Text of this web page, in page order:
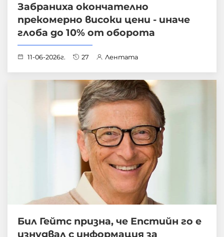
Забраниха окончателно
прекомерно високи цени - иначе
глоба до 10% от оборота
11-06-2026г. 27 Лентата
Бил Гейтс призна, че Епстийн го е
изнудвал с информация за